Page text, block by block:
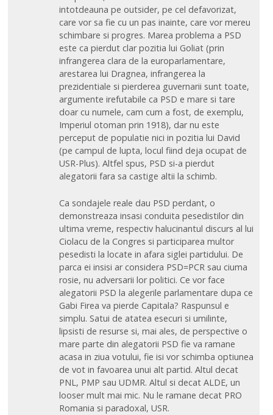
intotdeauna pe outsider, pe cel defavorizat,
care vor sa fie cu un pas inainte, care vor mereu
schimbare si progres. Marea problema a PSD
este ca pierdut clar pozitia lui Goliat (prin
infrangerea clara de la europarlamentare,
arestarea lui Dragnea, infrangerea la
prezidentiale si pierderea guvernarii sunt toate,
argumente irefutabile ca PSD e mare si tare
doar cu numele, cam cum a fost, de exemplu,
Imperiul otoman prin 1918), dar nu este
perceput de populatie nici in pozitia lui David
(pe campul de lupta, locul fiind deja ocupat de
USR-Plus). Altfel spus, PSD si-a pierdut
alegatorii fara sa castige altii la schimb.
Ca sondajele reale dau PSD perdant, o
demonstreaza insasi conduita pesedistilor din
ultima vreme, respectiv halucinantul discurs al lui
Ciolacu de la Congres si participarea multor
pesedisti la locate in afara siglei partidului. De
parca ei insisi ar considera PSD=PCR sau ciuma
rosie, nu adversarii lor politici. Ce vor face
alegatorii PSD la alegerile parlamentare dupa ce
Gabi Firea va pierde Capitala? Raspunsul e
simplu. Satui de atatea esecuri si umilinte,
lipsisti de resurse si, mai ales, de perspective o
mare parte din alegatorii PSD fie va ramane
acasa in ziua votului, fie isi vor schimba optiunea
de vot in favoarea unui alt partid. Altul decat
PNL, PMP sau UDMR. Altul si decat ALDE, un
looser mult mai mic. Nu le ramane decat PRO
Romania si paradoxal, USR.